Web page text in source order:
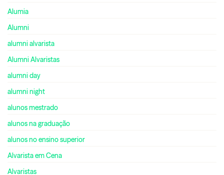
Alumia
Alumni
alumni alvarista
Alumni Alvaristas
alumni day
alumni night
alunos mestrado
alunos na graduação
alunos no ensino superior
Alvarista em Cena
Alvaristas